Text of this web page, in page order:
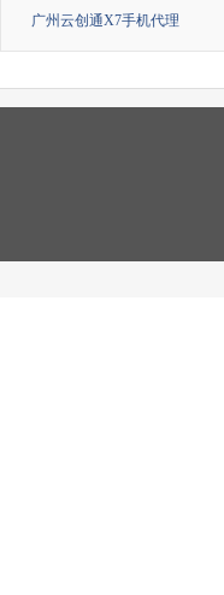
广州云创通X7手机代理